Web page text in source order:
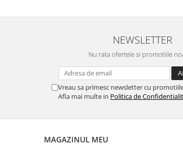
Nu numai ca este
spargere, ci si
Folia avand
asigura si un
NEWSLETTER
Nu rata ofertele si promotiile
Vreau sa primesc newsletter cu
Afla mai multe in Politica de
MAGAZINUL MEU